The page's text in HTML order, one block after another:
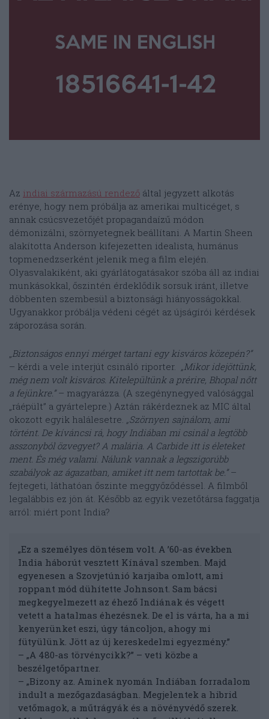
Az indiai származású rendező által jegyzett alkotás
erénye, hogy nem próbálja az amerikai multicéget, s
annak csúcsvezetőjét propagandaízű módon
démonizálni, szörnyetegnek beállítani. A Martin Sheen
alakította Anderson kifejezetten idealista, humánus
topmenedzserként jelenik meg a film elején.
Olyasvalakiként, aki gyárlátogatásakor szóba áll az indiai
munkásokkal, őszintén érdeklődik sorsuk iránt, illetve
döbbenten szembesül a biztonsági hiányosságokkal.
Ugyanakkor próbálja védeni cégét az újságírói kérdések
záporozása során.
„Biztonságos ennyi mérget tartani egy kisváros közepén?”
– kérdi a vele interjút csináló riporter. „Mikor idejöttünk,
még nem volt kisváros. Kitelepültünk a prérire, Bhopal nőtt
a fejünkre.”– magyarázza. (A szegénynegyed valósággal
„ráépült” a gyártelepre.) Aztán rákérdeznek az MIC által
okozott egyik halálesetre. „Szörnyen sajnálom, ami
történt. De kíváncsi rá, hogy Indiában mi csinál a legtöbb
asszonyból özvegyet? A malária. A Carbide itt is életeket
ment. És még valami. Nálunk vannak a legszigorúbb
szabályok az ágazatban, amiket itt nem tartottak be.”–
fejtegeti, láthatóan őszinte meggyőződéssel. A filmből
legalábbis ez jön át. Később az egyik vezetőtársa faggatja
arról: miért pont India?
„Ez a személyes döntésem volt. A ’60-as években
India háborút vesztett Kínával szemben. Majd
egyenesen a Szovjetúnió karjaiba omlott, ami
roppant mód dühítette Johnsont. Sam bácsi
megkegyelmezett az éhező Indiának és végett
vetett a hatalmas éhezésnek. De el is várta, ha a mi
kenyerünket eszi, úgy táncoljon, ahogy mi
fütyülünk. Jött az új kereskedelmi egyezmény.”
– „A 480-as törvénycikk?” – veti közbe a
beszélgetőpartner.
– „Bizony az. Aminek nyomán Indiában forradalom
indult a mezőgazdaságban. Megjelentek a hibrid
vetőmagok, a műtrágyák és a növényvédő szerek.